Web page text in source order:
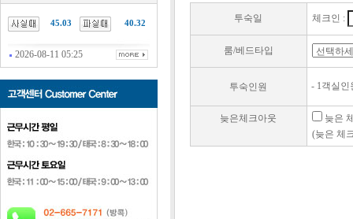
45.03 40.32
2026-08-11 05:25
투숙일 체크인 :
룸/베드타입
투숙인원 - 1객실인
늦은체크아웃
늦은
(늦은 체